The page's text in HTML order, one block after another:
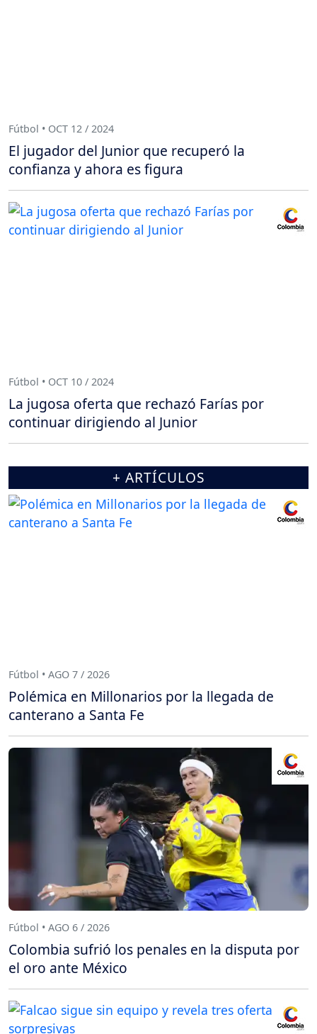
Fútbol • OCT 12 / 2024
El jugador del Junior que recuperó la
confianza y ahora es figura
Fútbol • OCT 10 / 2024
La jugosa oferta que rechazó Farías por
continuar dirigiendo al Junior
+ ARTÍCULOS
Fútbol • AGO 7 / 2026
Polémica en Millonarios por la llegada de
canterano a Santa Fe
Fútbol • AGO 6 / 2026
Colombia sufrió los penales en la disputa por
el oro ante México